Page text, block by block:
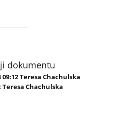
dokumentu
09:12 Teresa Chachulska
Teresa Chachulska